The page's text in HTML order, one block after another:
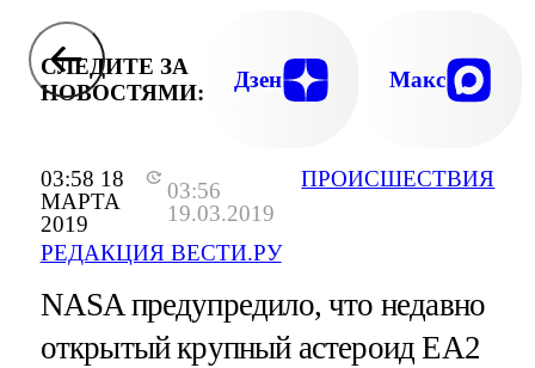
03:58 18
МАРТА
2019
03:56
19.03.2019
РЕДАКЦИЯ ВЕСТИ.РУ
ПРОИСШЕСТВИЯ
ЕЖЕГОДНО СГОРАЮТ В АТМОСФЕРЕ
(ИЛЛЮСТРАЦИЯ
СЛЕДИТЕ ЗА
НОВОСТЯМИ:
Дзен Макс
NASA предупредило, что недавно
открытый крупный астероид EA2